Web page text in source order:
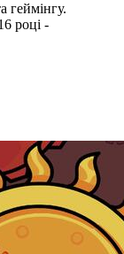
геймінгу.
році -